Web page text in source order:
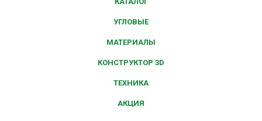
УГЛОВЫЕ
МАТЕРИАЛЫ
КОНСТРУКТОР 3D
ТЕХНИКА
АКЦИЯ